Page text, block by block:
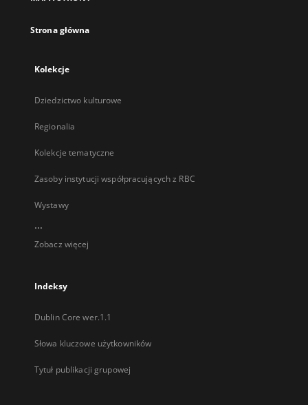
Strona główna
Kolekcje
Dziedzictwo kulturowe
Regionalia
Kolekcje tematyczne
Zasoby instytucji współpracujących z RBC
Wystawy
...
Zobacz więcej
Indeksy
Dublin Core wer.1.1
Słowa kluczowe użytkowników
Tytuł publikacji grupowej